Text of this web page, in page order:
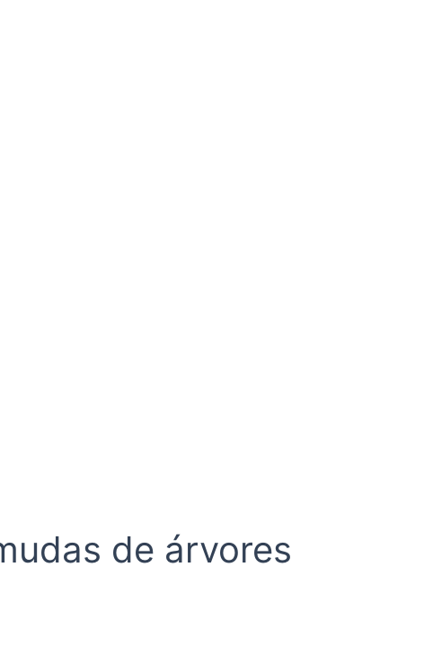
de árvores